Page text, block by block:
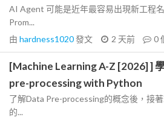
AI Agent 可能是近年最容易出現新工程
Prom...
由 hardness1020發文 2 天前 0
[Machine Learning A-Z [2026] ]
pre-processing with Python
了解Data Pre-processing的概念後，接
的...